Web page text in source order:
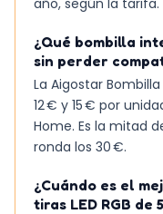
¿Qué bombilla
sin perder
La Aigostar
12 € y 15 € por
Home. Es la mitad
ronda los 30 €.
¿Cuándo es el
tiras LED RGB de